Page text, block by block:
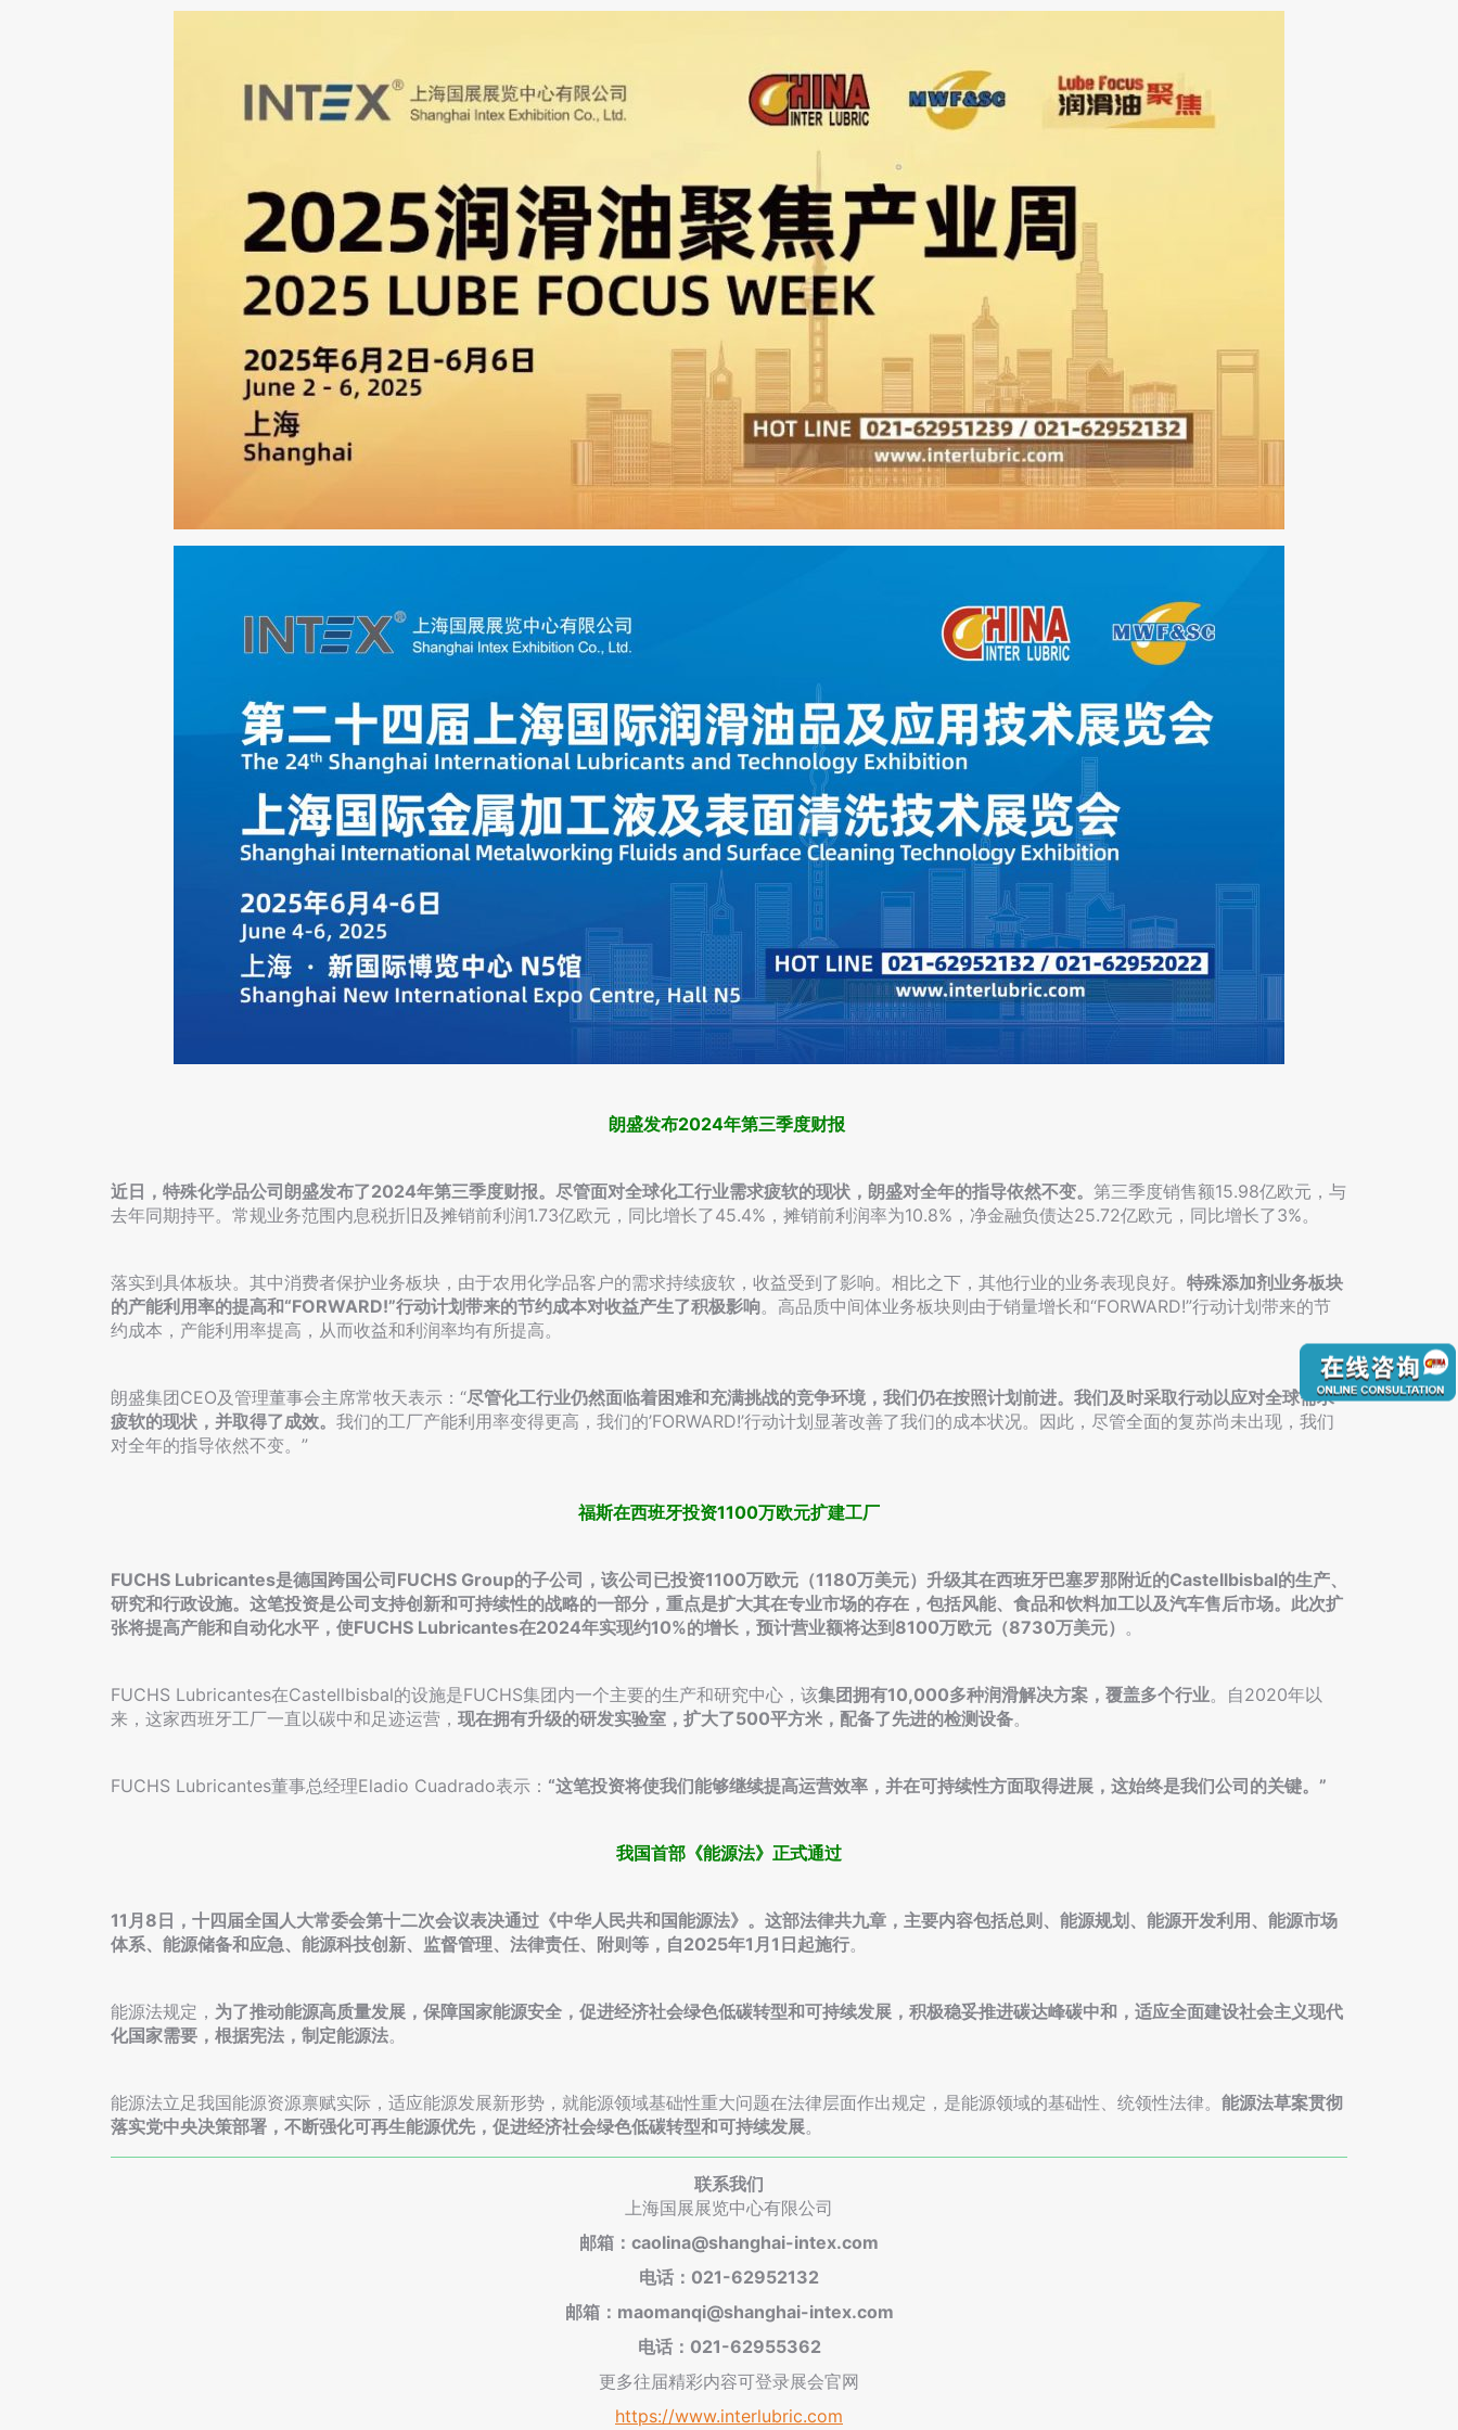
朗盛发布2024年第三季度财报
近日，特殊化学品公司朗盛发布了2024年第三季度财报。尽管面对全球化工行业需求疲软的现状，朗盛对全年的指导依然不变。 第三季度销售额15.98亿欧元，与
去年同期持平。常规业务范围内息税折旧及摊销前利润1.73亿欧元，同比增长了45.4%，摊销前利润率为10.8%，净金融负债达25.72亿欧元，同比增长了3%。
落实到具体板块。其中消费者保护业务板块，由于农用化学品客户的需求持续疲软，收益受到了影响。相比之下，其他行业的业务表现良好。 特殊添加剂业务板块
的产能利用率的提高和“FORWARD!”行动计划带来的节约成本对收益产生了积极影响。高品质中间体业务板块则由于销量增长和“FORWARD!”行动计划带来的节
约成本，产能利用率提高，从而收益和利润率均有所提高。
朗盛集团CEO及管理董事会主席常牧天表示：“尽管化工行业仍然面临着困难和充满挑战的竞争环境，我们仍在按照计划前进。我们及时采取行动以应对全球需求
疲软的现状，并取得了成效。 我们的工厂产能利用率变得更高，我们的’FORWARD!’行动计划显著改善了我们的成本状况。因此，尽管全面的复苏尚未出现，我们
对全年的指导依然不变。”
福斯在西班牙投资1100万欧元扩建工厂
FUCHS Lubricantes是德国跨国公司FUCHS Group的子公司，该公司已投资1100万欧元（1180万美元）升级其在西班牙巴塞罗那附近的Castellbisbal的生产、
研究和行政设施。这笔投资是公司支持创新和可持续性的战略的一部分，重点是扩大其在专业市场的存在，包括风能、食品和饮料加工以及汽车售后市场。此次扩
张将提高产能和自动化水平，使FUCHS Lubricantes在2024年实现约10%的增长，预计营业额将达到8100万欧元（8730万美元） 。
FUCHS Lubricantes在Castellbisbal的设施是FUCHS集团内一个主要的生产和研究中心，该集团拥有10,000多种润滑解决方案，覆盖多个行业。自2020年以
来，这家西班牙工厂一直以碳中和足迹运营， 现在拥有升级的研发实验室，扩大了500平方米，配备了先进的检测设备。
FUCHS Lubricantes董事总经理Eladio Cuadrado表示： “这笔投资将使我们能够继续提高运营效率，并在可持续性方面取得进展，这始终是我们公司的关键。”
我国首部《能源法》正式通过
11月8日，十四届全国人大常委会第十二次会议表决通过《中华人民共和国能源法》。这部法律共九章，主要内容包括总则、能源规划、能源开发利用、能源市场
体系、能源储备和应急、能源科技创新、监督管理、法律责任、附则等，自2025年1月1日起施行。
能源法规定， 为了推动能源高质量发展，保障国家能源安全，促进经济社会绿色低碳转型和可持续发展，积极稳妥推进碳达峰碳中和，适应全面建设社会主义现代
化国家需要，根据宪法，制定能源法。
能源法立足我国能源资源禀赋实际，适应能源发展新形势，就能源领域基础性重大问题在法律层面作出规定，是能源领域的基础性、统领性法律。 能源法草案贯彻
落实党中央决策部署，不断强化可再生能源优先，促进经济社会绿色低碳转型和可持续发展。
联系我们
上海国展展览中心有限公司
邮箱：caolina@shanghai-intex.com
电话：021-62952132
邮箱：maomanqi@shanghai-intex.com
电话：021-62955362
更多往届精彩内容可登录展会官网
https://www.interlubric.com